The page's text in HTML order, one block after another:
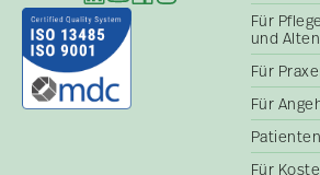
Für
und
Für
Für
Für